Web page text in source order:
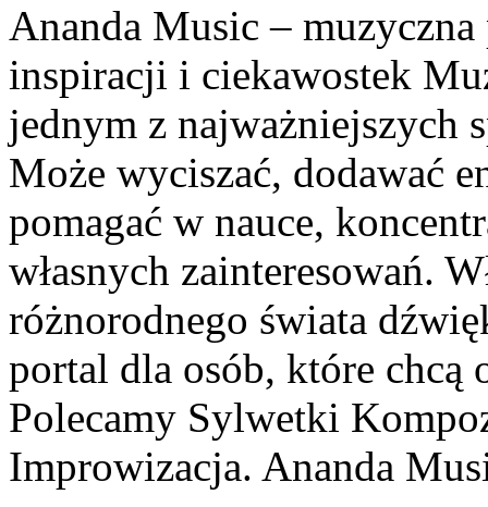
Ananda Music – muzyczna
inspiracji i ciekawostek
jednym z najważniejszych
Może wyciszać, dodawać
pomagać w nauce,
własnych zainteresowań.
różnorodnego świata
portal dla osób, które chcą
Polecamy Sylwetki
Improwizacja. Ananda